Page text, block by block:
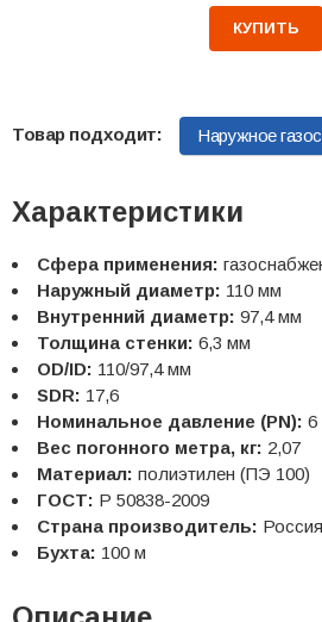
КУПИТЬ
Наружное
Характеристики
Сфера применения:
Наружный диаметр: 110 мм
Внутренний диаметр: 97,4 мм
Толщина стенки: 6,3 мм
OD/ID: 110/97,4 мм
SDR: 17,6
Номинальное давление (PN): 6
Вес погонного метра, кг: 2,07
Материал: полиэтилен (ПЭ 100)
ГОСТ: Р 50838-2009
Страна производитель: Россия
Бухта: 100 м